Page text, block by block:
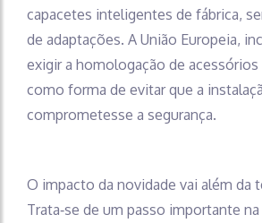
capacetes inteligentes de fábrica,
de adaptações. A União Europeia,
exigir a homologação de acessórios
como forma de evitar que a
comprometesse a segurança.
O impacto da novidade vai além da
Trata‑se de um passo importante